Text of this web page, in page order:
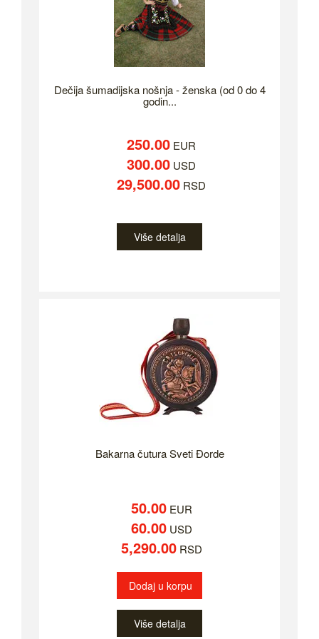
Dečija šumadijska nošnja - ženska (od 0 do 4
godin...
250.00 EUR
300.00 USD
29,500.00 RSD
Više detalja
Bakarna čutura Sveti Đorde
50.00EUR
60.00USD
5,290.00RSD
Dodaj u korpu
Više detalja